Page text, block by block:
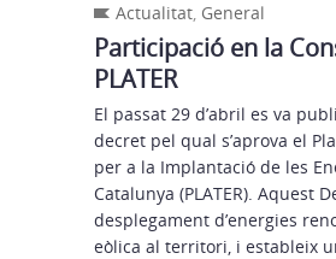
Actualitat, General
Participació en la
PLATER
El passat 29 d’abril es va
decret pel qual s’aprova el
per a la Implantació de les
Catalunya (PLATER). Aquest
desplegament d’energies
eòlica al territori, i estableix